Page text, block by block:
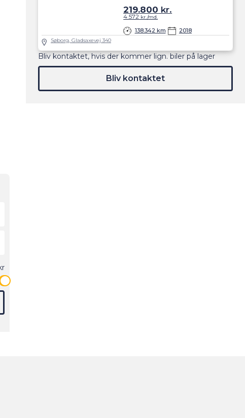
138.342 km 2018
219.800 kr.
4.572 kr./md.
Søborg, Gladsaxevej 340
Bliv kontaktet, hvis der kommer lign. biler på lager
Bliv kontaktet